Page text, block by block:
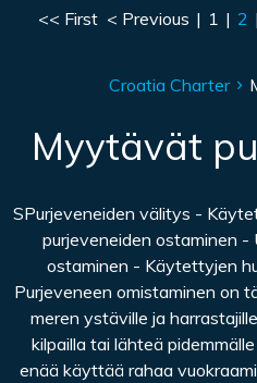
<< First < Previous | 1 | 2 |
Croatia Charter
Myytävät
SPurjeveneiden välitys -
purjeveneiden ostaminen -
ostaminen - Käytettyjen
Purjeveneen omistaminen on
meren ystäville ja
kilpailla tai lähteä
enää käyttää rahaa